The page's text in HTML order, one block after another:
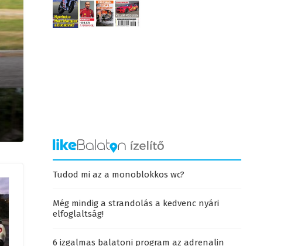
Tudod mi az a monoblokkos wc?
Még mindig a strandolás a kedvenc nyári
elfoglaltság!
6 izgalmas balatoni program az adrenalin